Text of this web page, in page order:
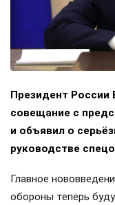
Президент России
совещание с
и объявил о
руководстве
Главное
обороны теперь